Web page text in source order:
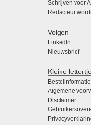
Schrijven voor
Redacteur
Volgen
LinkedIn
Nieuwsbrief
Kleine
Bestelinformatie
Algemene
Disclaimer